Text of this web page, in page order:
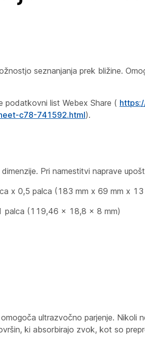
seznanjanja prek bližine.
podatkovni list Webex Share (
c78-741592.html).
Pri namestitvi naprave
x 0,5 palca (183 mm x 69 mm x 13
(119,46 x 18,8 x 8 mm)
ultrazvočno parjenje. Nikoli
ki absorbirajo zvok, kot so